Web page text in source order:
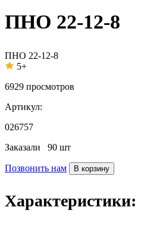
ПНО 22-12-8
ПНО 22-12-8
5+
6929 просмотров
Артикул:
026757
Заказали 90 шт
Позвонить нам В корзину
Характеристики: